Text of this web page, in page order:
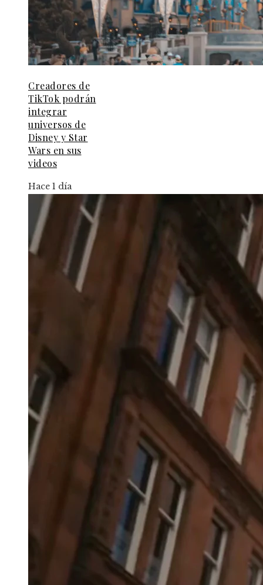
Creadores de
TikTok podrán
integrar
universos de
Disney y Star
Wars en sus
videos
Hace 1 día